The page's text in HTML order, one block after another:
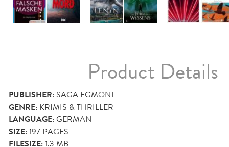
Product Details
PUBLISHER: SAGA EGMONT
GENRE: KRIMIS & THRILLER
LANGUAGE:GERMAN
SIZE:197 PAGES
FILESIZE:1.3 MB